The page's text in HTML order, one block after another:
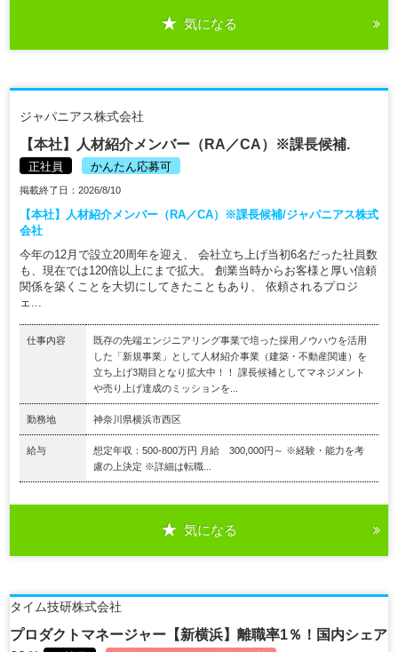
気になる
ジャパニアス株式会社
【本社】人材紹介メンバー（RA／CA）※課長候補.
正社員 かんたん応募可
掲載終了日：2026/8/10
【本社】人材紹介メンバー（RA／CA）※課長候補/ジャパニアス株式
会社
今年の12月で設立20周年を迎え、 会社立ち上げ当初6名だった社員数
も、現在では120倍以上にまで拡大。 創業当時からお客様と厚い信頼
関係を築くことを大切にしてきたこともあり、 依頼されるプロジ
ェ...
仕事内容
既存の先端エンジニアリング事業で培った採用ノウハウを活用
した「新規事業」として人材紹介事業（建築・不動産関連）を
立ち上げ3期目となり拡大中！！ 課長候補としてマネジメント
や売り上げ達成のミッションを...
勤務地 神奈川県横浜市西区
給与
想定年収：500-800万円 月給 300,000円～ ※経験・能力を考
慮の上決定 ※詳細は転職...
気になる
タイム技研株式会社
プロダクトマネージャー【新横浜】離職率1％！国内シェア